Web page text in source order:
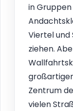
in
Viertel
ziehen.
Zentrum
vielen